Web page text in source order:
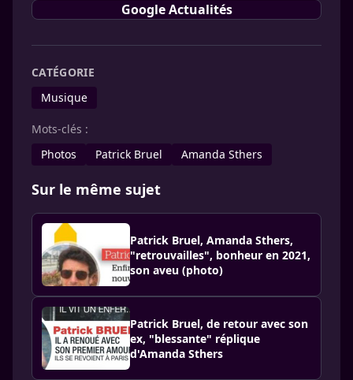
Google Actualités
CATÉGORIE
Musique
Mots-clés :
Photos
Patrick Bruel Amanda Sthers
Sur le même sujet
Patrick Bruel, Amanda Sthers,
"retrouvailles", bonheur en 2021,
son aveu (photo)
Patrick Bruel, de retour avec son
ex, "blessante" réplique
d'Amanda Sthers